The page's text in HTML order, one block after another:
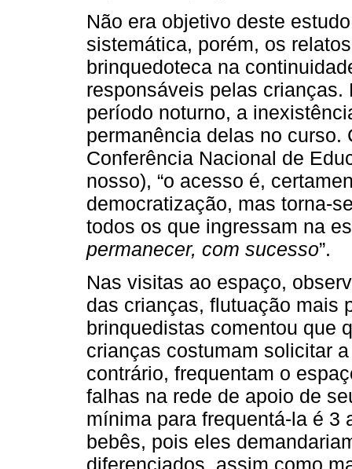
Não era objetivo deste
sistemática, porém, os
brinquedoteca na
responsáveis pelas
período noturno, a
permanência delas no curso.
Conferência Nacional de
nosso), “o acesso é,
democratização, mas torna-
todos os que ingressam na
permanecer, com sucesso”.
Nas visitas ao espaço,
das crianças, flutuação mais
brinquedistas comentou que
crianças costumam solicitar
contrário, frequentam o
falhas na rede de apoio de
mínima para frequentá-la é 3
bebês, pois eles
diferenciados, assim como